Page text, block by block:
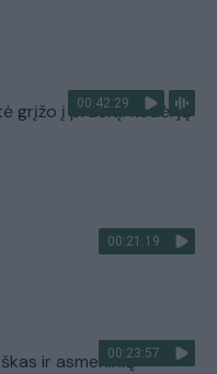
00:42:29
grįžo į praeitį: kodėl jų
00:21:19
00:23:57
ir asmeninių